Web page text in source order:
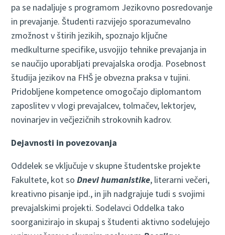
pa se nadaljuje s programom Jezikovno posredovanje
in prevajanje. Študenti razvijejo sporazumevalno
zmožnost v štirih jezikih, spoznajo ključne
medkulturne specifike, usvojijo tehnike prevajanja in
se naučijo uporabljati prevajalska orodja. Posebnost
študija jezikov na FHŠ je obvezna praksa v tujini.
Pridobljene kompetence omogočajo diplomantom
zaposlitev v vlogi prevajalcev, tolmačev, lektorjev,
novinarjev in večjezičnih strokovnih kadrov.
Dejavnosti in povezovanja
Oddelek se vključuje v skupne študentske projekte
Fakultete, kot so Dnevi humanistike, literarni večeri,
kreativno pisanje ipd., in jih nadgrajuje tudi s svojimi
prevajalskimi projekti. Sodelavci Oddelka tako
soorganizirajo in skupaj s študenti aktivno sodelujejo